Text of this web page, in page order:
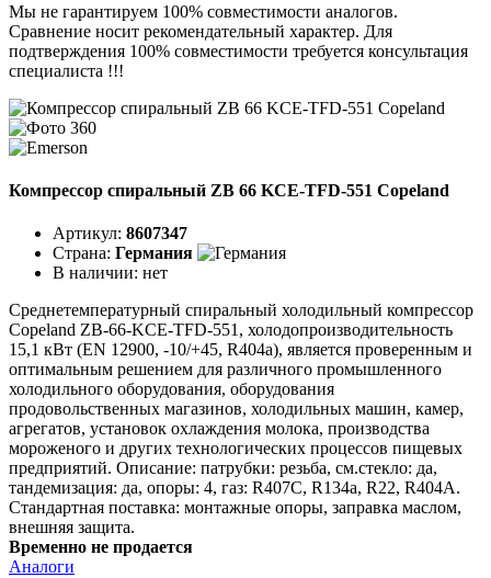
Мы не гарантируем 100% совместимости аналогов.
Сравнение носит рекомендательный характер. Для
подтверждения 100% совместимости требуется консультация
специалиста !!!
Компрессор спиральный ZB 66 KCE-TFD-551 Copeland
Артикул: 8607347
Страна: Германия
В наличии: нет
Среднетемпературный спиральный холодильный компрессор
Copeland ZB-66-KCE-TFD-551, холодопроизводительность
15,1 кВт (EN 12900, -10/+45, R404a), является проверенным и
оптимальным решением для различного промышленного
холодильного оборудования, оборудования
продовольственных магазинов, холодильных машин, камер,
агрегатов, установок охлаждения молока, производства
мороженого и других технологических процессов пищевых
предприятий. Описание: патрубки: резьба, см.стекло: да,
тандемизация: да, опоры: 4, газ: R407C, R134a, R22, R404A.
Стандартная поставка: монтажные опоры, заправка маслом,
внешняя защита.
Временно не продается
Аналоги